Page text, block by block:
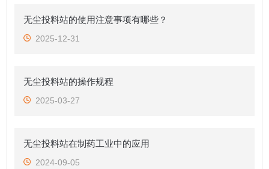
无尘投料站的使用注意事项有哪些？
2025-12-31
无尘投料站的操作规程
2025-03-27
无尘投料站在制药工业中的应用
2024-09-05